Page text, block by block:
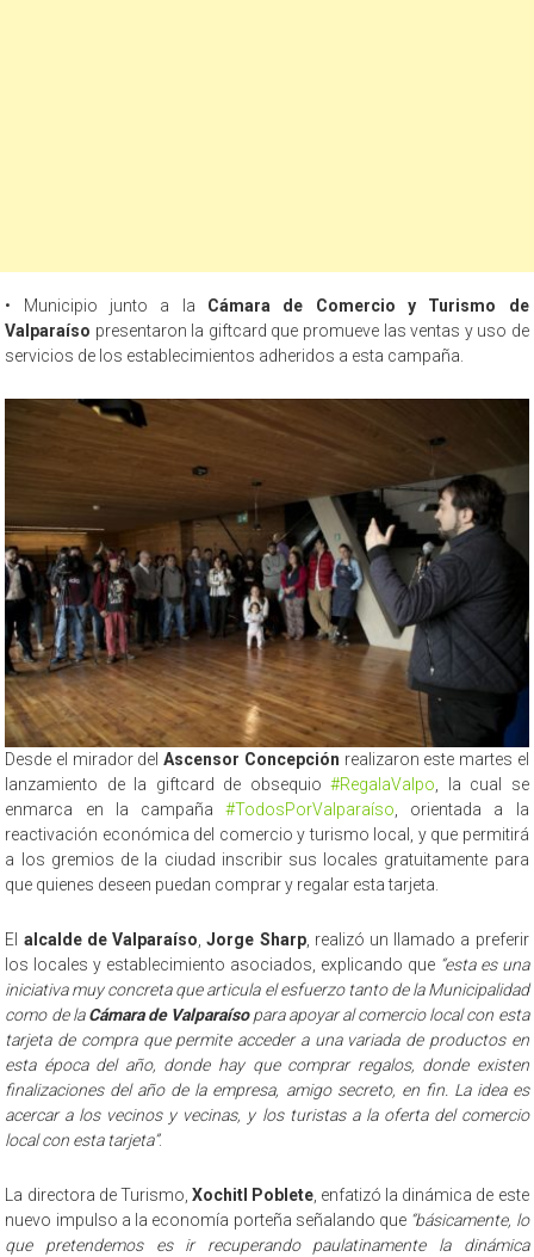
• Municipio junto a la Cámara de Comercio y Turismo de
Valparaíso presentaron la giftcard que promueve las ventas y uso de
servicios de los establecimientos adheridos a esta campaña.
Desde el mirador delAscensor Concepción realizaron este martes el
lanzamiento de la giftcard de obsequio#RegalaValpo, la cual se
enmarca en la campaña#TodosPorValparaíso, orientada a la
reactivación económica del comercio y turismo local, y que permitirá
a los gremios de la ciudad inscribir sus locales gratuitamente para
que quienes deseen puedan comprar y regalar esta tarjeta.
El alcalde de Valparaíso,Jorge Sharp, realizó un llamado a preferir
los locales y establecimiento asociados, explicando que “esta es una
iniciativa muy concreta que articula el esfuerzo tanto de la Municipalidad
como de laCámara de Valparaísopara apoyar al comercio local con esta
tarjeta de compra que permite acceder a una variada de productos en
esta época del año, donde hay que comprar regalos, donde existen
finalizaciones del año de la empresa, amigo secreto, en fin. La idea es
acercar a los vecinos y vecinas, y los turistas a la oferta del comercio
local con esta tarjeta”.
La directora de Turismo, Xochitl Poblete, enfatizó la dinámica de este
nuevo impulso a la economía porteña señalando que “básicamente, lo
que pretendemos es ir recuperando paulatinamente la dinámica